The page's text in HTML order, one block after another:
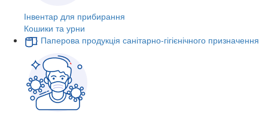
Інвентар для прибирання
Кошики та урни
Паперова продукція санітарно-гігієнічного призначення